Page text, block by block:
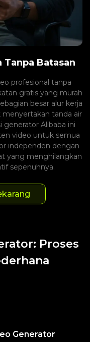
Tanpa Batasan
profesional tanpa
gratis yang murah
besar alur kerja
tanda air
generator Alibaba ini
video untuk semua
independen dengan
yang menghilangkan
sepenuhnya.
Proses
Generator